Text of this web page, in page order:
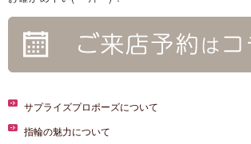
サプライズプロポーズについて
指輪の魅力について